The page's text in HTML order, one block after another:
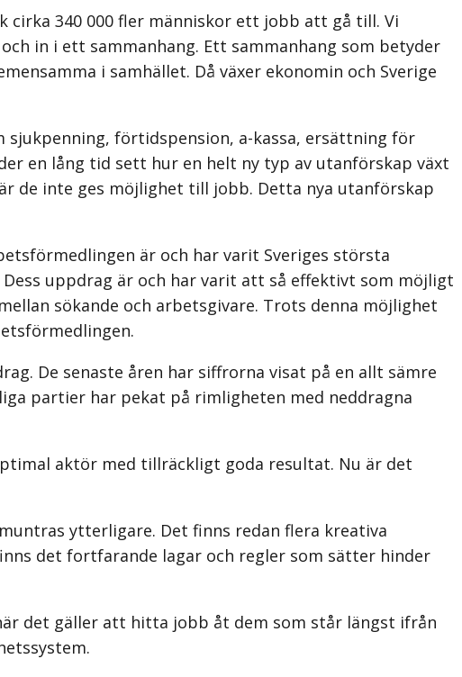
cirka 340 000 fler människor ett jobb att gå till. Vi
in i ett sammanhang. Ett sammanhang som betyder
i samhället. Då växer ekonomin och Sverige
sjukpenning, förtidspension, a-kassa, ersättning för
en lång tid sett hur en helt ny typ av utanförskap växt
de inte ges möjlighet till jobb. Detta nya utanförskap
är och har varit Sveriges största
uppdrag är och har varit att så effektivt som möjligt
sökande och arbetsgivare. Trots denna möjlighet
De senaste åren har siffrorna visat på en allt sämre
partier har pekat på rimligheten med neddragna
aktör med tillräckligt goda resultat. Nu är det
ytterligare. Det finns redan flera kreativa
det fortfarande lagar och regler som sätter hinder
det gäller att hitta jobb åt dem som står längst ifrån